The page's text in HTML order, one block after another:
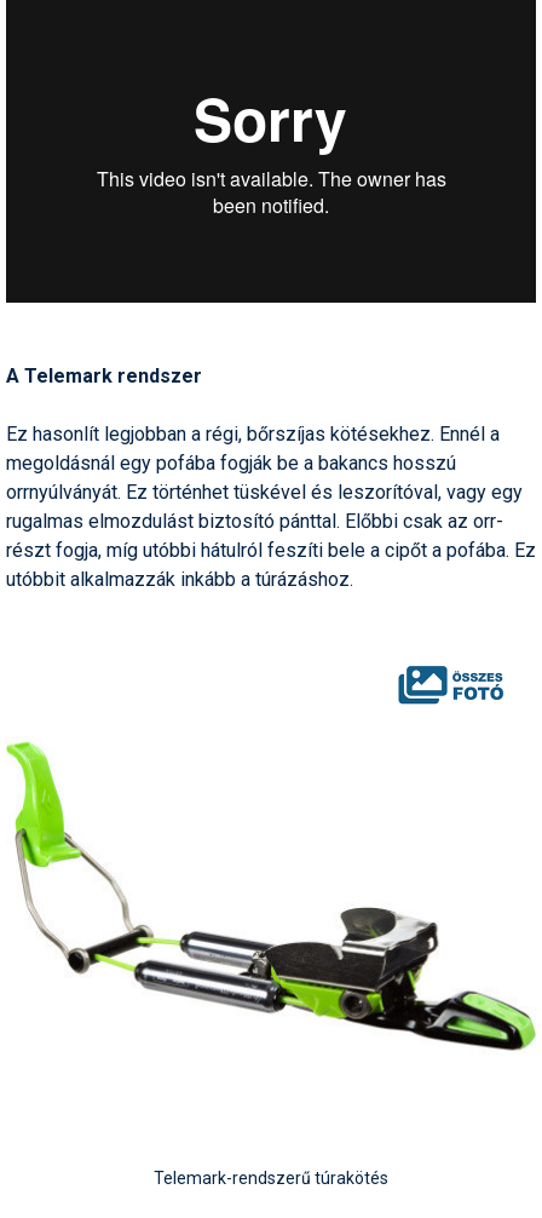
A Telemark rendszer
Ez hasonlít legjobban a régi, bőrszíjas kötésekhez. Ennél a
megoldásnál egy pofába fogják be a bakancs hosszú
orrnyúlványát. Ez történhet tüskével és leszorítóval, vagy egy
rugalmas elmozdulást biztosító pánttal. Előbbi csak az orr-
részt fogja, míg utóbbi hátulról feszíti bele a cipőt a pofába. Ez
utóbbit alkalmazzák inkább a túrázáshoz.
Telemark-rendszerű túrakötés